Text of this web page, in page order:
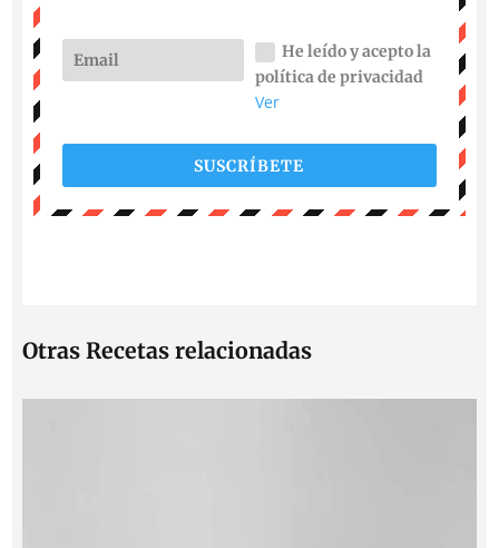
He leído y acepto la
política de privacidad
Ver
SUSCRÍBETE
Otras Recetas relacionadas